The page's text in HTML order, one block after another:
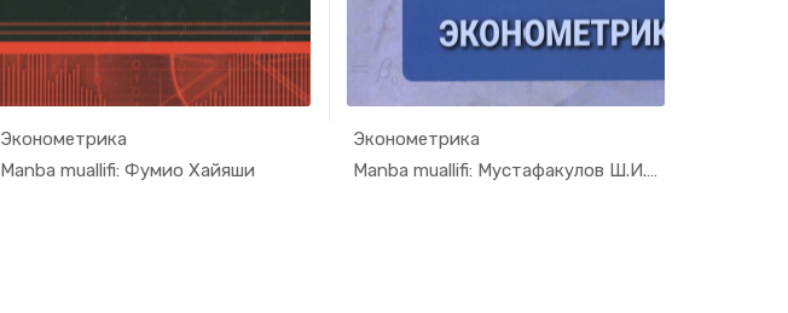
Эконометрика
Manba muallifi: Фумио Хайяши
In Ekonome...
Эконометрика
Manba muallifi: Мустафакулов Ш.И., Негмат...
In Ekonome...